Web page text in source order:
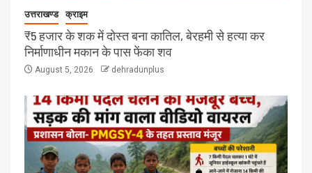
उत्तराखण्ड क्राइम
₹5 हजार के शक में दोस्त बना कातिल, बेरहमी से हत्या कर
निर्माणाधीन मकान के पास फेंका शव
August 5, 2026 dehradunplus